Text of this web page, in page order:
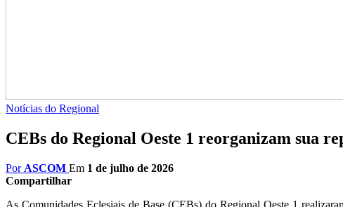
Notícias do Regional
CEBs do Regional Oeste 1 reorganizam sua
Por ASCOM Em 1 de julho de 2026
Compartilhar
As Comunidades Eclesiais de Base (CEBs) do Regional Oeste 1